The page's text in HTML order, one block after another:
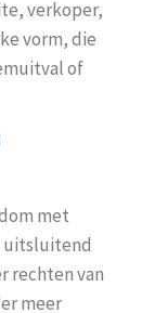
verkoper,
vorm, die
of
met
uitsluitend
rechten van
meer